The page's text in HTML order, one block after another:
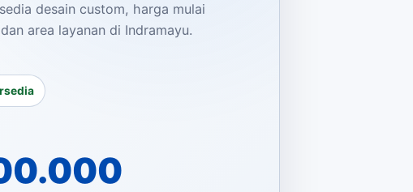
desain custom, harga mulai
area layanan di Indramayu.
Rp7.500.000.
Rp5.000.000.